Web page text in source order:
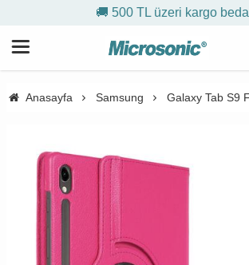
🚚 500 TL üzeri kargo
Anasayfa Samsung Galaxy Tab S9